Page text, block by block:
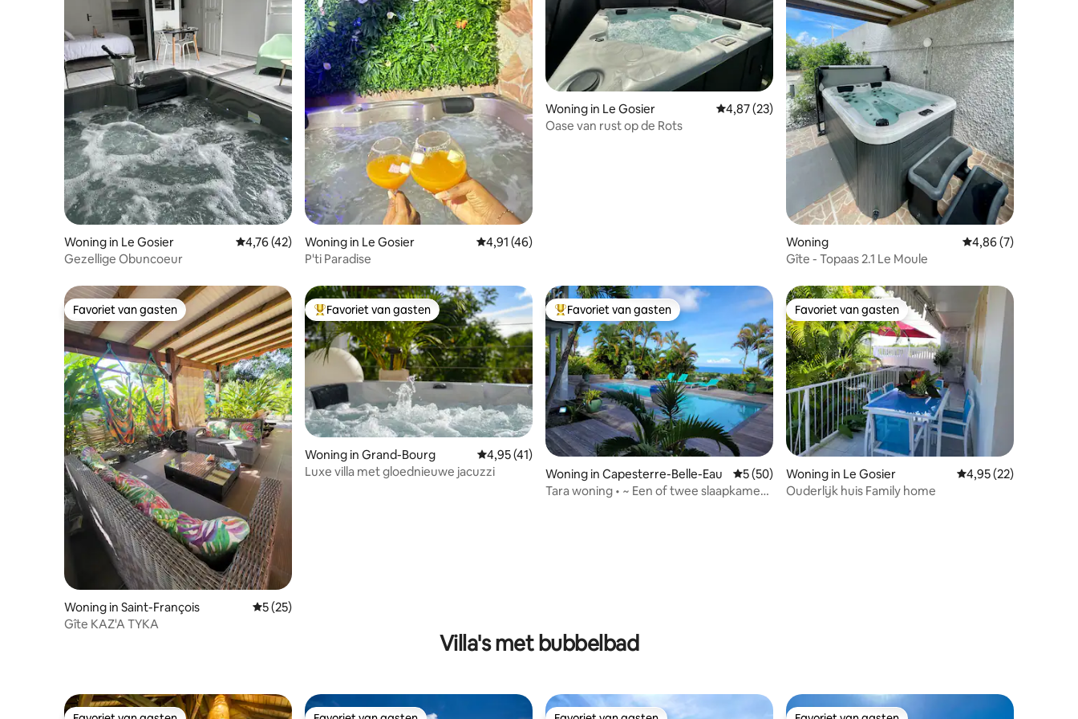
Woning in Le Gosier Gemiddelde beoordeling van 4,76 uit 5, 42 recensies
4,76 (42)
Gezellige Obuncoeur
Woning in Le Gosier Gemiddelde beoordeling van 4,91 uit 5, 46 recensies
4,91 (46)
P'ti Paradise
Woning in Le Gosier Gemiddelde beoordeling van 4,87 uit 5, 23 recensies
4,87 (23)
Oase van rust op de Rots
Woning Gemiddelde
4,86 (7)
Gîte - Topaas 2.1 Le Moule
Favoriet van gasten
Favoriet van gasten
Woning in Saint-François Gemiddelde beoordeling van 5 uit 5, 25 recensies
5 (25)
Gîte KAZ'A TYKA
Topfavoriet van gasten
Favoriet van gasten
Woning in Grand-Bourg Gemiddelde beoordeling van 4,95 uit 5, 41 recensies
4,95 (41)
Luxe villa met gloednieuwe jacuzzi
Topfavoriet van gasten
Favoriet van gasten
Woning in Capesterre-Belle-Eau Gemiddelde beoordeling van 5 uit 5, 50 recensies
5 (50)
Tara woning • ~ Een of twee slaapkamers
Favoriet van gasten
Favoriet van gasten
Woning in Le Gosier Gemiddelde
4,95 (22)
Ouderlijk huis Family home
Villa's met bubbelbad